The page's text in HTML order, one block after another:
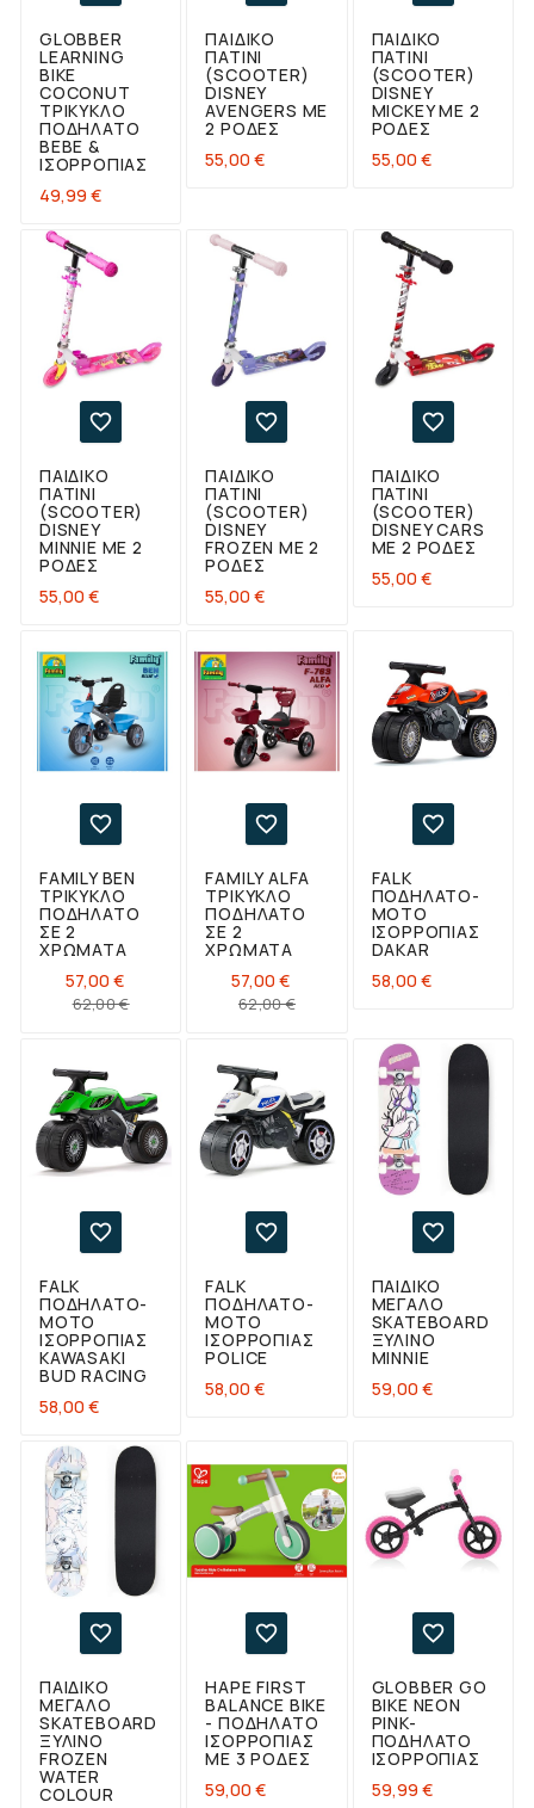
GLOBBER
LEARNING
BIKE
COCONUT
ΤΡΊΚΥΚΛΟ
ΠΟΔΉΛΑΤΟ
BEBE &
ΙΣΟΡΡΟΠΊΑΣ
49,99 €
ΠΑΙΔΙΚΌ
ΠΑΤΊΝΙ
(SCOOTER)
DISNEY
AVENGERS ΜΕ
2 ΡΌΔΕΣ
55,00 €
ΠΑΙΔΙΚΌ
ΠΑΤΊΝΙ
(SCOOTER)
DISNEY
MICKEY ΜΕ 2
ΡΌΔΕΣ
55,00 €

ΠΑΙΔΙΚΌ
ΠΑΤΊΝΙ
(SCOOTER)
DISNEY
MINNIE ΜΕ 2
ΡΌΔΕΣ
55,00 €

ΠΑΙΔΙΚΌ
ΠΑΤΊΝΙ
(SCOOTER)
DISNEY
FROZEN ΜΕ 2
ΡΌΔΕΣ
55,00 €

ΠΑΙΔΙΚΌ
ΠΑΤΊΝΙ
(SCOOTER)
DISNEY CARS
ΜΕ 2 ΡΌΔΕΣ
55,00 €

FAMILY BEN
ΤΡΊΚΥΚΛΟ
ΠΟΔΉΛΑΤΟ
ΣΕ 2
ΧΡΏΜΑΤΑ
57,00 €
62,00 €Κανονική
Τιμή

FAMILY ALFA
ΤΡΊΚΥΚΛΟ
ΠΟΔΉΛΑΤΟ
ΣΕ 2
ΧΡΏΜΑΤΑ
57,00 €
62,00 €Κανονική
Τιμή

FALK
ΠΟΔΉΛΑΤΟ-
MOTO
ΙΣΟΡΡΟΠΊΑΣ
DAKAR
58,00 €

FALK
ΠΟΔΉΛΑΤΟ-
MOTO
ΙΣΟΡΡΟΠΊΑΣ
KAWASAKI
BUD RACING
58,00 €

FALK
ΠΟΔΉΛΑΤΟ-
MOTO
ΙΣΟΡΡΟΠΊΑΣ
POLICE
58,00 €

ΠΑΙΔΙΚΌ
ΜΕΓΆΛΟ
SKATEBOARD
ΞΎΛΙΝΟ
MINNIE
59,00 €

ΠΑΙΔΙΚΌ
ΜΕΓΆΛΟ
SKATEBOARD
ΞΎΛΙΝΟ
FROZEN
WATER
COLOUR

HAPE FIRST
BALANCE BIKE
- ΠΟΔΉΛΑΤΟ
ΙΣΟΡΡΟΠΊΑΣ
ΜΕ 3 ΡΌΔΕΣ
59,00 €

GLOBBER GO
BIKE NEON
PINK-
ΠΟΔΉΛΑΤΟ
ΙΣΟΡΡΟΠΊΑΣ
59,99 €